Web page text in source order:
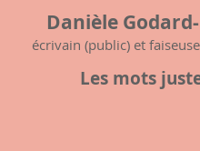
Danièle
écrivain (public) et
Les mots